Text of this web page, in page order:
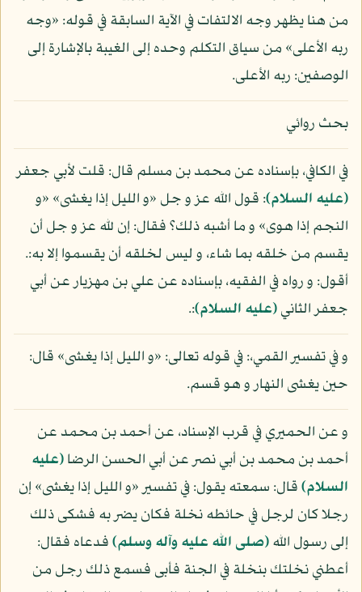
من هنا يظهر وجه الالتفات في الآية السابقة في قوله: «وجه
ربه الأعلى» من سياق التكلم وحده إلى الغيبة بالإشارة إلى
الوصفين: ربه الأعلى.
بحث روائي
في الكافي، بإسناده عن محمد بن مسلم قال: قلت لأبي جعفر
(عليه السلام): قول الله عز و جل «و الليل إذا يغشى» «و
النجم إذا هوى» و ما أشبه ذلك؟ فقال: إن لله عز و جل أن
يقسم من خلقه بما شاء، و ليس لخلقه أن يقسموا إلا به:.
أقول: و رواه في الفقيه، بإسناده عن علي بن مهزيار عن أبي
جعفر الثاني(عليه السلام):.
و في تفسير القمي،: في قوله تعالى: «و الليل إذا يغشى» قال:
حين يغشى النهار و هو قسم.
و عن الحميري في قرب الإسناد، عن أحمد بن محمد عن
أحمد بن محمد بن أبي نصر عن أبي الحسن الرضا(عليه
السلام)قال: سمعته يقول: في تفسير «و الليل إذا يغشى» إن
رجلا كان لرجل في حائطه نخلة فكان يضر به فشكى ذلك
إلى رسول الله(صلى الله عليه وآله وسلم)فدعاه فقال:
أعطني نخلتك بنخلة في الجنة فأبى فسمع ذلك رجل من